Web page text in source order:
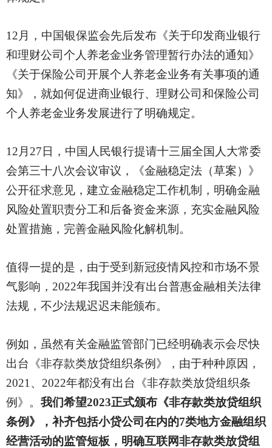
12月，中国银保监会先后发布《关于印发商业银行
和理财公司个人养老金业务管理暂行办法的通知》
《关于保险公司开展个人养老金业务有关事项的通
知》，就如何促进商业银行、理财公司和保险公司
个人养老金业务发展进行了明确规定。
12月27日，中国人民银行提请十三届全国人大常委
会第三十八次会议审议，《金融稳定法（草案）》
公开征求意见，建立金融稳定工作机制，明确金融
风险处置职责分工和后备资金来源，充实金融风险
处置措施，完善金融风险化解机制。
值得一提的是，由于受到新冠疫情风控和市场不景
气影响， 2022年我国并没有出台普惠金融相关法律
法规，不少法规迟迟未能颁布。
例如，虽然有关金融监管部门已经明确表示会尽快
出台《非存款类放贷组织条例》，由于种种原因，
2021、2022年都没有出台《非存款类放贷组织条
例》。 我们希望2023正式颁布《非存款类放贷组织
条例》，补齐包括小贷公司在内的7类地方金融组织
经营活动的监管短板，明确互联网非存款类放贷组